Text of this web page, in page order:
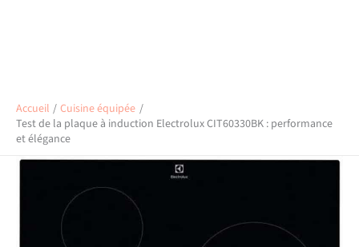
Accueil
Cuisine équipée
Test de la plaque à induction Electrolux CIT60330BK : performance
et élégance